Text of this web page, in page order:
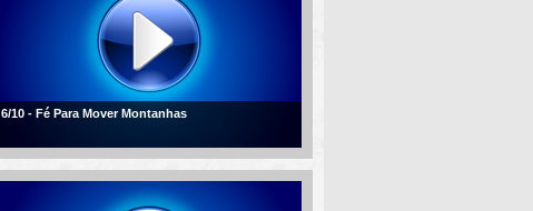
6/10 - Fé Para Mover Montanhas